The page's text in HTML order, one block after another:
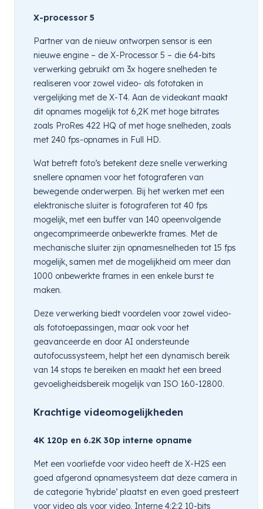
X-processor 5
Partner van de nieuw ontworpen sensor is een
nieuwe engine – de X-Processor 5 – die 64-bits
verwerking gebruikt om 3x hogere snelheden te
realiseren voor zowel video- als fototaken in
vergelijking met de X-T4. Aan de videokant maakt
dit opnames mogelijk tot 6,2K met hoge bitrates
zoals ProRes 422 HQ of met hoge snelheden, zoals
met 240 fps-opnames in Full HD.
Wat betreft foto’s betekent deze snelle verwerking
snellere opnamen voor het fotograferen van
bewegende onderwerpen. Bij het werken met een
elektronische sluiter is fotograferen tot 40 fps
mogelijk, met een buffer van 140 opeenvolgende
ongecomprimeerde onbewerkte frames. Met de
mechanische sluiter zijn opnamesnelheden tot 15 fps
mogelijk, samen met de mogelijkheid om meer dan
1000 onbewerkte frames in een enkele burst te
maken.
Deze verwerking biedt voordelen voor zowel video-
als fototoepassingen, maar ook voor het
geavanceerde en door AI ondersteunde
autofocussysteem, helpt het een dynamisch bereik
van 14 stops te bereiken en maakt het een breed
gevoeligheidsbereik mogelijk van ISO 160-12800.
Krachtige videomogelijkheden
4K 120p en 6.2K 30p interne opname
Met een voorliefde voor video heeft de X-H2S een
goed afgerond opnamesysteem dat deze camera in
de categorie ‘hybride’ plaatst en even goed presteert
voor video als voor video. Interne 4:2:2 10-bits